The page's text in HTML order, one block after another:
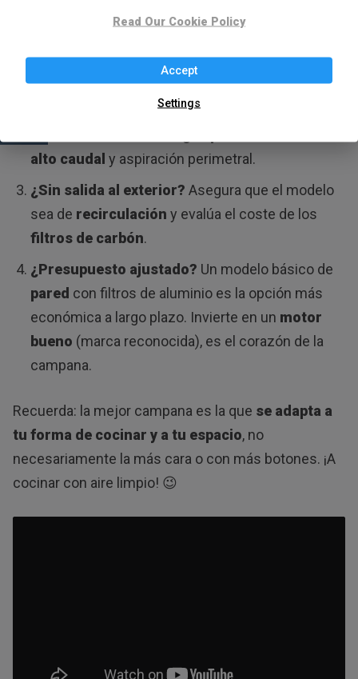
¿Cocina abierta al salón?Priorizabajo ruido
alto caudal y aspiración perimetral.
¿Sin salida al exterior? Asegura que el modelo
sea de recirculación y evalúa el coste de los
filtros de carbón.
¿Presupuesto ajustado? Un modelo básico de
pared con filtros de aluminio es la opción más
económica a largo plazo. Invierte en un motor
bueno (marca reconocida), es el corazón de la
campana.
Recuerda: la mejor campana es la que se adapta a
tu forma de cocinar y a tu espacio, no
necesariamente la más cara o con más botones. ¡A
cocinar con aire limpio! 😉
Read Our Cookie Policy
Accept
Settings